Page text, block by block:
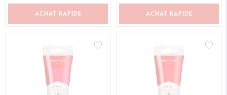
ACHAT RAPIDE ACHAT RAPIDE